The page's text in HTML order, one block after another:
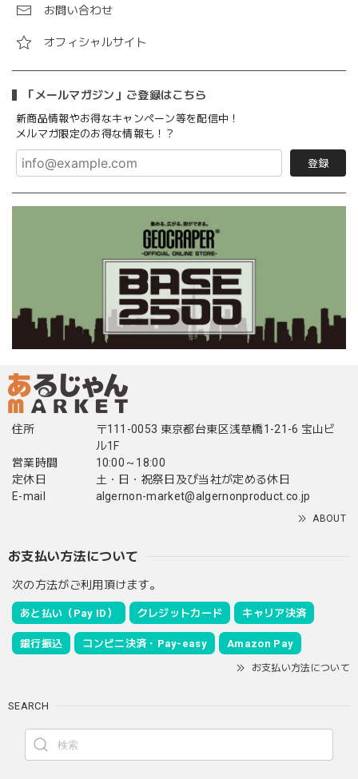
お問い合わせ
オフィシャルサイト
「メールマガジン」ご登録はこちら
新商品情報やお得なキャンペーン等を配信中！
メルマガ限定のお得な情報も！？
登録
住所
〒111-0053 東京都台東区浅草橋1-21-6 宝山ビ
ル1F
営業時間
10:00～18:00
定休日
土・日・祝祭日及び当社が定める休日
E-mail
algernon-market@algernonproduct.co.jp
ABOUT
お支払い方法について
次の方法がご利用頂けます。
あと払い（Pay ID） クレジットカード キャリア決済
銀行振込 コンビニ決済・Pay-easy Amazon Pay
お支払い方法について
SEARCH